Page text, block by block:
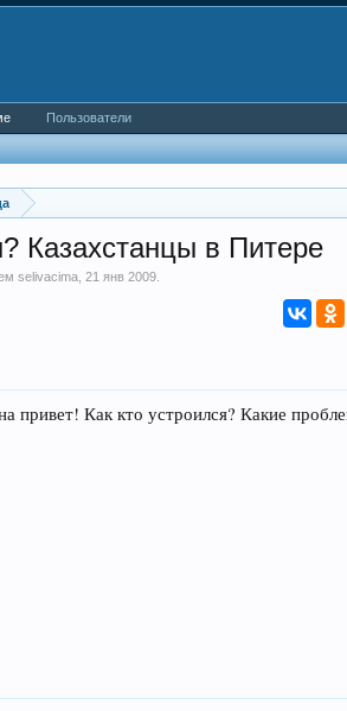
Казахстанцы в Питере
selivacima ,21 янв 2009
привет! Как кто устроился? Какие
Пользователи